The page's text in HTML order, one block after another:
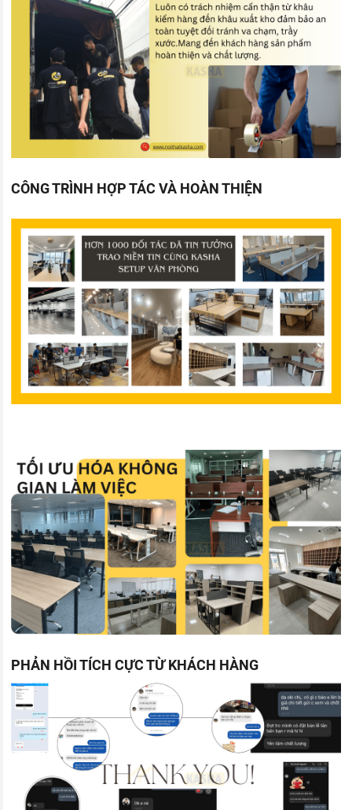
CÔNG TRÌNH HỢP TÁC VÀ HOÀN THIỆN
PHẢN HỒI TÍCH CỰC TỪ KHÁCH HÀNG